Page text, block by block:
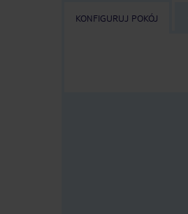
KONFIGURUJ POKÓJ